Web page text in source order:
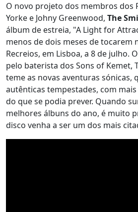
O novo projeto dos membros dos
Yorke e Johny Greenwood, The
álbum de estreia, "A Light for
menos de dois meses de tocarem
Recreios, em Lisboa, a 8 de julho.
pelo baterista dos Sons of Kemet,
teme as novas aventuras sónicas,
autênticas tempestades, com
do que se podia prever. Quando
melhores álbuns do ano, é muito
disco venha a ser um dos mais